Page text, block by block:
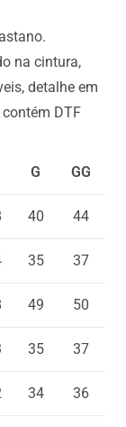
na cintura,
detalhe em
DTF
G GG
40 44
35 37
49 50
35 37
34 36